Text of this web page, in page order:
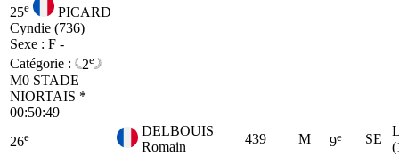
25e
PICARD
Cyndie (736)
Sexe : F -
Catégorie :
2e
M0 STADE
NIORTAIS *
00:50:49
26e
DELBOUIS
Romain
439 M 9e SE